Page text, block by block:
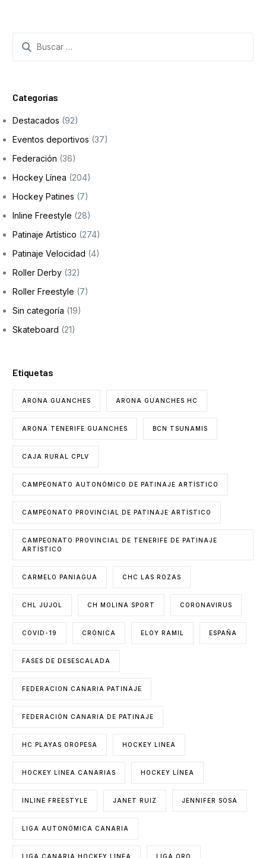
Categorías
Destacados (92)
Eventos deportivos (37)
Federación (36)
Hockey Línea (204)
Hockey Patines (7)
Inline Freestyle (28)
Patinaje Artístico (274)
Patinaje Velocidad (4)
Roller Derby (32)
Roller Freestyle (7)
Sin categoría (19)
Skateboard (21)
Etiquetas
ARONA GUANCHES ARONA GUANCHES HC
ARONA TENERIFE GUANCHES BCN TSUNAMIS
CAJA RURAL CPLV
CAMPEONATO AUTONÓMICO DE PATINAJE ARTÍSTICO
CAMPEONATO PROVINCIAL DE PATINAJE ARTÍSTICO
CAMPEONATO PROVINCIAL DE TENERIFE DE PATINAJE
ARTÍSTICO
CARMELO PANIAGUA CHC LAS ROZAS
CHL JUJOL CH MOLINA SPORT CORONAVIRUS
COVID-19 CRÓNICA ELOY RAMIL ESPAÑA
FASES DE DESESCALADA
FEDERACION CANARIA PATINAJE
FEDERACIÓN CANARIA DE PATINAJE
HC PLAYAS OROPESA HOCKEY LINEA
HOCKEY LINEA CANARIAS HOCKEY LÍNEA
INLINE FREESTYLE JANET RUIZ JENNIFER SOSA
LIGA AUTONÓMICA CANARIA
LIGA CANARIA HOCKEY LINEA LIGA ORO